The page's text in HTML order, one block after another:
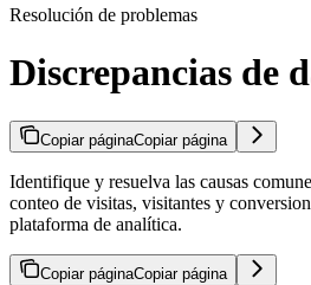
Resolución de problemas
Discrepancias de
Copiar páginaCopiar página
Identifique y resuelva las causas
conteo de visitas, visitantes y
plataforma de analítica.
Copiar páginaCopiar página